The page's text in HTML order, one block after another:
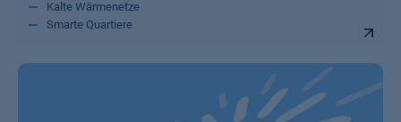
Kalte Wärmenetze
Smarte Quartiere